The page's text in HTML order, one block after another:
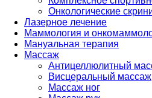
Онкологические
Лазерное лечение
Маммология и
Мануальная терапия
Массаж
Антицеллюлитный
Висцеральный массаж
Массаж ног